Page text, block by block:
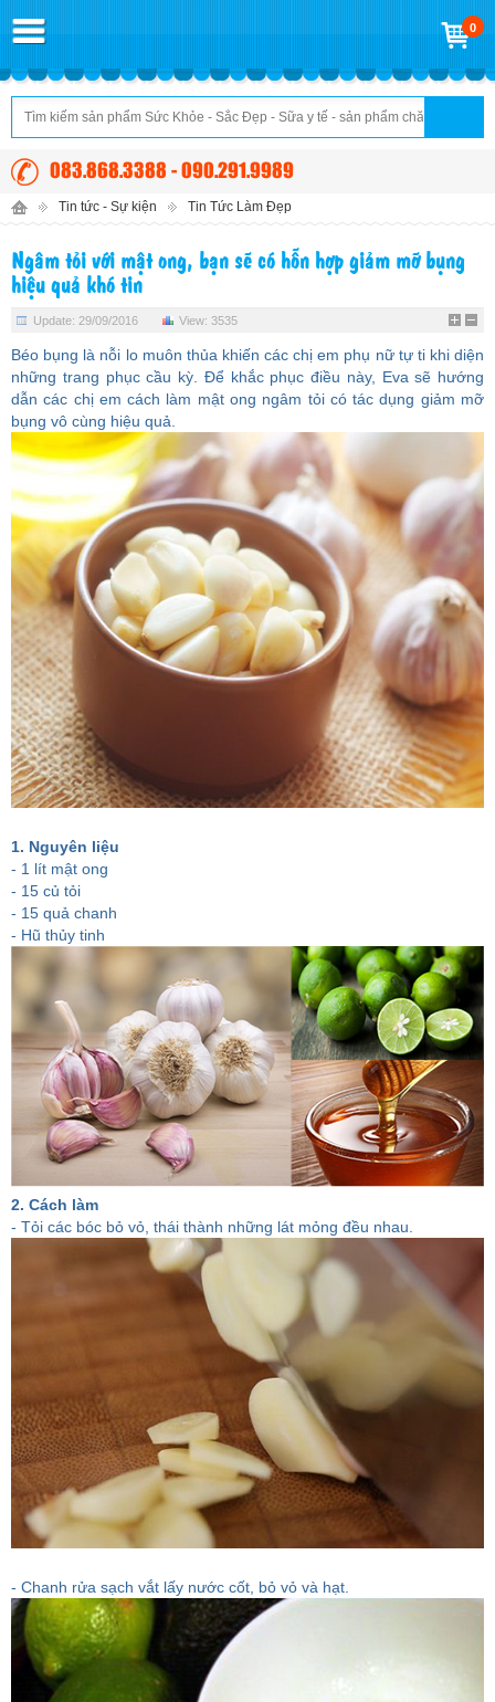
0
083.868.3388 - 090.291.9989
Tin tức - Sự kiện Tin Tức Làm Đẹp
Ngâm tỏi với mật ong, bạn sẽ có hỗn hợp giảm mỡ bụng
hiệu quả khó tin
Update: 29/09/2016 View: 3535
Béo bụng là nỗi lo muôn thủa khiến các chị em phụ nữ tự ti khi diện
những trang phục cầu kỳ. Để khắc phục điều này, Eva sẽ hướng
dẫn các chị em cách làm mật ong ngâm tỏi có tác dụng giảm mỡ
bụng vô cùng hiệu quả.
1. Nguyên liệu
- 1 lít mật ong
- 15 củ tỏi
- 15 quả chanh
- Hũ thủy tinh
2. Cách làm
- Tỏi các bóc bỏ vỏ, thái thành những lát mỏng đều nhau.
- Chanh rửa sạch vắt lấy nước cốt, bỏ vỏ và hạt.